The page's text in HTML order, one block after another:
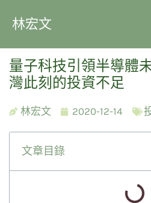
林宏文
量子科技引領半導體
灣此刻的投資不足
林宏文 2020-12-14
文章目錄